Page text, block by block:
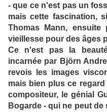
- que ce n'est pas un
mais cette fascination,
Thomas Mann,
vieillesse pour des âges
Ce n'est pas la
incarnée par Björn
revois les images
mais bien plus ce
compositeur, le génial
Bogarde - qui ne peut